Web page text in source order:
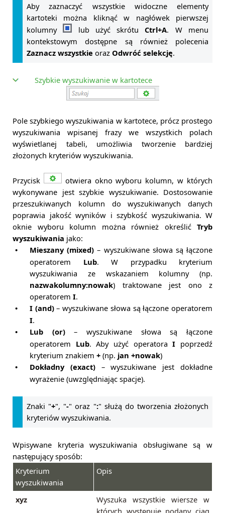
Aby zaznaczyć wszystkie widoczne elementy
kartoteki można kliknąć w nagłówek pierwszej
kolumny
lub użyć skrótuCtrl+A. W menu
kontekstowym dostępne są również polecenia
Zaznacz wszystkie oraz Odwróć selekcję.
Szybkie wyszukiwanie w kartotece
Pole szybkiego wyszukiwania w kartotece, prócz prostego
wyszukiwania wpisanej frazy we wszystkich polach
wyświetlanej tabeli, umożliwia tworzenie bardziej
złożonych kryteriów wyszukiwania.
Przycisk
otwiera okno wyboru kolumn, w których
wykonywane jest szybkie wyszukiwanie. Dostosowanie
przeszukiwanych kolumn do wyszukiwanych danych
poprawia jakość wyników i szybkość wyszukiwania. W
oknie wyboru kolumn można również określić Tryb
wyszukiwania jako:
• Mieszany (mixed)– wyszukiwane słowa są łączone
operatorem Lub. W przypadku kryterium
wyszukiwania ze wskazaniem kolumny (np.
nazwakolumny:nowak) traktowane jest ono z
operatorem I.
• I (and)– wyszukiwane słowa są łączone operatorem
I.
• Lub (or)– wyszukiwane słowa są łączone
operatorem Lub. Aby użyć operatoraI poprzedź
kryterium znakiem + (np. jan +nowak)
• Dokładny (exact)– wyszukiwane jest dokładne
wyrażenie (uwzględniając spacje).
Znaki "+", "-" oraz ":" służą do tworzenia złożonych
kryteriów wyszukiwania.
Wpisywane kryteria wyszukiwania obsługiwane są w
następujący sposób:
Kryterium
wyszukiwania
Opis
xyz
Wyszuka wszystkie wiersze w
których występuje podany ciąg